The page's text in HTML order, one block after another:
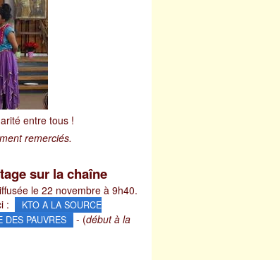
entre tous !
remerciés.
sur la chaîne
le 22 novembre à 9h40.
:
KTO A LA SOURCE
DES PAUVRES
- (début à la